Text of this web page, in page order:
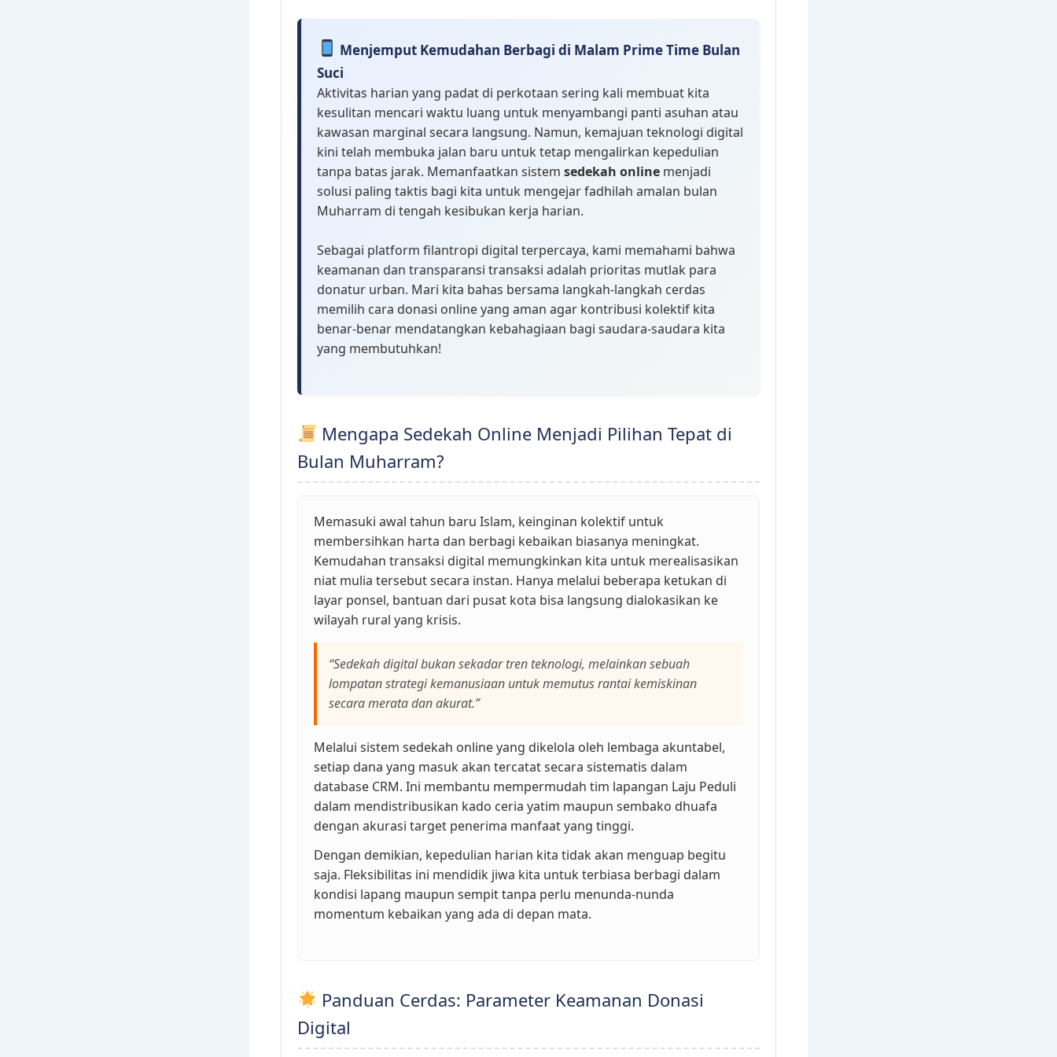
Menjemput Kemudahan Berbagi di Malam Prime Time Bulan
Suci
Aktivitas harian yang padat di perkotaan sering kali membuat kita
kesulitan mencari waktu luang untuk menyambangi panti asuhan atau
kawasan marginal secara langsung. Namun, kemajuan teknologi digital
kini telah membuka jalan baru untuk tetap mengalirkan kepedulian
tanpa batas jarak. Memanfaatkan sistem sedekah online menjadi
solusi paling taktis bagi kita untuk mengejar fadhilah amalan bulan
Muharram di tengah kesibukan kerja harian.
Sebagai platform filantropi digital terpercaya, kami memahami bahwa
keamanan dan transparansi transaksi adalah prioritas mutlak para
donatur urban. Mari kita bahas bersama langkah-langkah cerdas
memilih cara donasi online yang aman agar kontribusi kolektif kita
benar-benar mendatangkan kebahagiaan bagi saudara-saudara kita
yang membutuhkan!
Mengapa Sedekah Online Menjadi Pilihan Tepat di
Bulan Muharram?
Memasuki awal tahun baru Islam, keinginan kolektif untuk
membersihkan harta dan berbagi kebaikan biasanya meningkat.
Kemudahan transaksi digital memungkinkan kita untuk merealisasikan
niat mulia tersebut secara instan. Hanya melalui beberapa ketukan di
layar ponsel, bantuan dari pusat kota bisa langsung dialokasikan ke
wilayah rural yang krisis.
“Sedekah digital bukan sekadar tren teknologi, melainkan sebuah
lompatan strategi kemanusiaan untuk memutus rantai kemiskinan
secara merata dan akurat.”
Melalui sistem sedekah online yang dikelola oleh lembaga akuntabel,
setiap dana yang masuk akan tercatat secara sistematis dalam
database CRM. Ini membantu mempermudah tim lapangan Laju Peduli
dalam mendistribusikan kado ceria yatim maupun sembako dhuafa
dengan akurasi target penerima manfaat yang tinggi.
Dengan demikian, kepedulian harian kita tidak akan menguap begitu
saja. Fleksibilitas ini mendidik jiwa kita untuk terbiasa berbagi dalam
kondisi lapang maupun sempit tanpa perlu menunda-nunda
momentum kebaikan yang ada di depan mata.
Panduan Cerdas: Parameter Keamanan Donasi
Digital